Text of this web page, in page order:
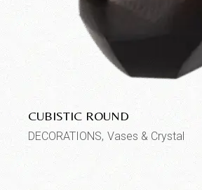
CUBISTIC ROUND
DECORATIONS Vases & Crystal